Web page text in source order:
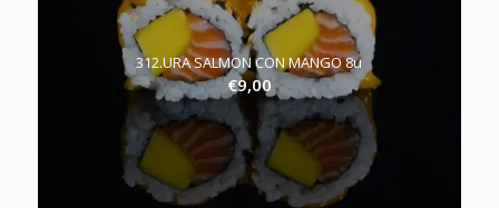
312.URA SALMON CON MANGO 8u
€9,00